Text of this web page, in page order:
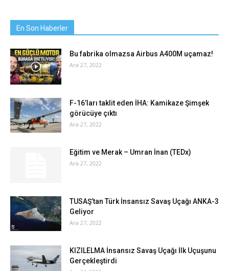
En Son Haberler
Bu fabrika olmazsa Airbus A400M uçamaz!
Ara 27, 2022
F-16’ları taklit eden İHA: Kamikaze Şimşek
görücüye çıktı
Ara 27, 2022
Eğitim ve Merak – Umran İnan (TEDx)
Ara 27, 2022
TUSAŞ’tan Türk İnsansız Savaş Uçağı ANKA-3
Geliyor
Ara 27, 2022
KIZILELMA İnsansız Savaş Uçağı İlk Uçuşunu
Gerçekleştirdi